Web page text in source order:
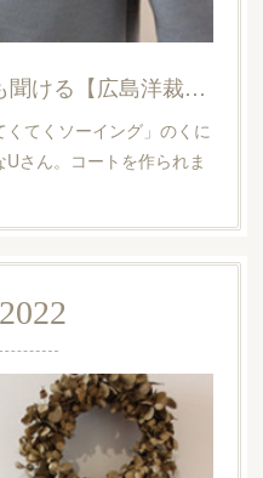
洋裁の疑問点がなんでも聞ける【広島洋裁教室・てくてくソーイング】
てくソーイング」のくに
さん。コートを作られま